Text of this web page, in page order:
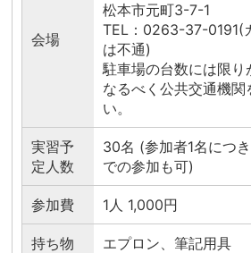
会場
松本市元町3-7-1
TEL：0263-37-0191(
は不通)
駐車場の台数には限り
なるべく公共交通機関
い。
実習予
定人数
30名 (参加者1名につ
での参加も可)
参加費 1人 1,000円
持ち物 エプロン、筆記用具